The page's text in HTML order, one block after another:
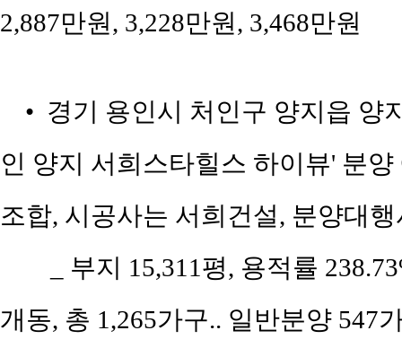
2,887만원, 3,228만원, 3,468만원
• 경기 용인시 처인구 양지읍 양
인 양지 서희스타힐스 하이뷰' 분
조합, 시공사는 서희건설, 분양대
_ 부지 15,311평, 용적률
개동, 총 1,265가구.. 일반분양 547